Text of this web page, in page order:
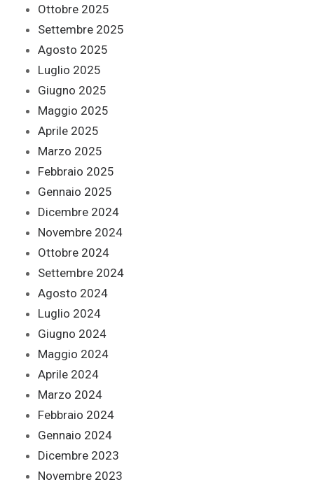
Ottobre 2025
Settembre 2025
Agosto 2025
Luglio 2025
Giugno 2025
Maggio 2025
Aprile 2025
Marzo 2025
Febbraio 2025
Gennaio 2025
Dicembre 2024
Novembre 2024
Ottobre 2024
Settembre 2024
Agosto 2024
Luglio 2024
Giugno 2024
Maggio 2024
Aprile 2024
Marzo 2024
Febbraio 2024
Gennaio 2024
Dicembre 2023
Novembre 2023